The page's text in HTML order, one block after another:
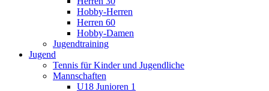
Hobby-Herren
Herren 60
Hobby-Damen
Jugendtraining
Jugend
Tennis für Kinder und Jugendliche
Mannschaften
U18 Junioren 1